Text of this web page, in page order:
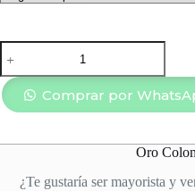
DUO
DE
ANILLOS
SOLITARIO
2
Comprar por
Oro
¿Te gustaría ser mayorista y